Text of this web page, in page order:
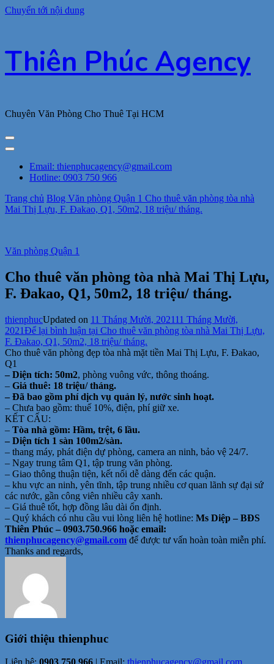
Chuyển tới nội dung
Thiên Phúc Agency
Chuyên Văn Phòng Cho Thuê Tại HCM
Email: thienphucagency@gmail.com
Hotline: 0903 750 966
Trang chủ Blog Văn phòng Quận 1 Cho thuê văn phòng tòa nhà
Mai Thị Lựu, F. Đakao, Q1, 50m2, 18 triệu/ tháng.
Văn phòng Quận 1
Cho thuê văn phòng tòa nhà Mai Thị Lựu,
F. Đakao, Q1, 50m2, 18 triệu/ tháng.
thienphucUpdated on 11 Tháng Mười, 202111 Tháng Mười,
2021Để lại bình luận tại Cho thuê văn phòng tòa nhà Mai Thị Lựu,
F. Đakao, Q1, 50m2, 18 triệu/ tháng.
Cho thuê văn phòng đẹp tòa nhà mặt tiền Mai Thị Lựu, F. Đakao,
Q1
– Diện tích: 50m2, phòng vuông vức, thông thoáng.
– Giá thuê: 18 triệu/ tháng.
– Đã bao gồm phí dịch vụ quản lý, nước sinh hoạt.
– Chưa bao gồm: thuế 10%, điện, phí giữ xe.
KẾT CẤU:
– Tòa nhà gồm: Hầm, trệt, 6 lầu.
– Diện tích 1 sàn 100m2/sàn.
– thang máy, phát điện dự phòng, camera an ninh, bảo vệ 24/7.
– Ngay trung tâm Q1, tập trung văn phòng.
– Giao thông thuận tiện, kết nối dễ dàng đến các quận.
– khu vực an ninh, yên tĩnh, tập trung nhiều cơ quan lãnh sự đại sứ
các nước, gần công viên nhiều cây xanh.
– Giá thuê tốt, hợp đồng lâu dài ổn định.
– Quý khách có nhu cầu vui lòng liên hệ hotline: Ms Diệp – BĐS
Thiên Phúc – 0903.750.966 hoặc email:
thienphucagency@gmail.com để được tư vấn hoàn toàn miễn phí.
Thanks and regards,
Giới thiệu thienphuc